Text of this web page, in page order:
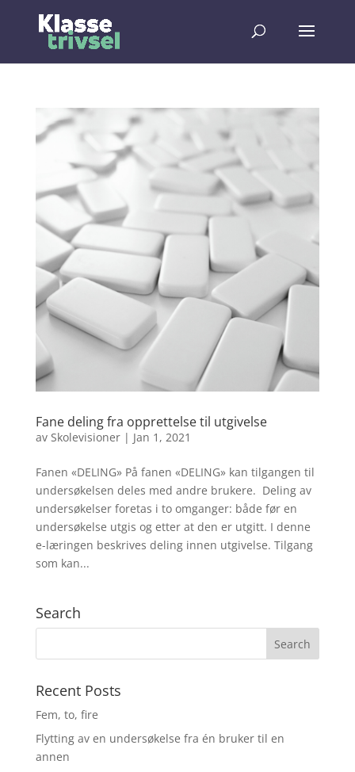
Fane deling fra opprettelse til utgivelse
av Skolevisioner| Jan 1, 2021
Fanen «DELING» På fanen «DELING» kan tilgangen til
undersøkelsen deles med andre brukere. Deling av
undersøkelser foretas i to omganger: både før en
undersøkelse utgis og etter at den er utgitt. I denne
e-læringen beskrives deling innen utgivelse. Tilgang
som kan...
Search
Recent Posts
Fem, to, fire
Flytting av en undersøkelse fra én bruker til en
annen